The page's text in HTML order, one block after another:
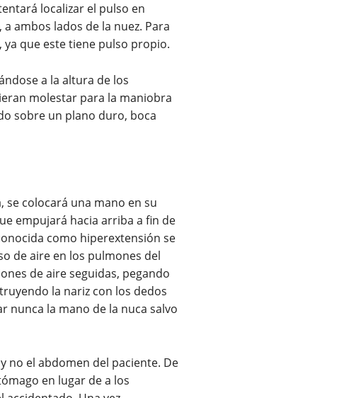
localizar el pulso en
ambos lados de la nuez. Para
que este tiene pulso propio.
a la altura de los
molestar para la maniobra
sobre un plano duro, boca
se colocará una mano en su
empujará hacia arriba a fin de
como hiperextensión se
de aire en los pulmones del
de aire seguidas, pegando
la nariz con los dedos
nunca la mano de la nuca salvo
no el abdomen del paciente. De
en lugar de a los